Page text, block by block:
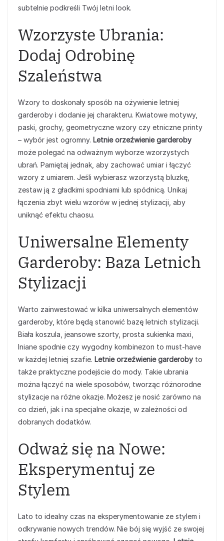
subtelnie podkreśli Twój letni look.
Wzorzyste Ubrania:
Dodaj Odrobinę
Szaleństwa
Wzory to doskonały sposób na ożywienie letniej
garderoby i dodanie jej charakteru. Kwiatowe motywy,
paski, grochy, geometryczne wzory czy etniczne printy
– wybór jest ogromny. Letnie orzeźwienie garderoby
może polegać na odważnym wyborze wzorzystych
ubrań. Pamiętaj jednak, aby zachować umiar i łączyć
wzory z umiarem. Jeśli wybierasz wzorzystą bluzkę,
zestaw ją z gładkimi spodniami lub spódnicą. Unikaj
łączenia zbyt wielu wzorów w jednej stylizacji, aby
uniknąć efektu chaosu.
Uniwersalne Elementy
Garderoby: Baza Letnich
Stylizacji
Warto zainwestować w kilka uniwersalnych elementów
garderoby, które będą stanowić bazę letnich stylizacji.
Biała koszula, jeansowe szorty, prosta sukienka maxi,
lniane spodnie czy wygodny kombinezon to must-have
w każdej letniej szafie. Letnie orzeźwienie garderoby to
także praktyczne podejście do mody. Takie ubrania
można łączyć na wiele sposobów, tworząc różnorodne
stylizacje na różne okazje. Możesz je nosić zarówno na
co dzień, jak i na specjalne okazje, w zależności od
dobranych dodatków.
Odważ się na Nowe:
Eksperymentuj ze
Stylem
Lato to idealny czas na eksperymentowanie ze stylem i
odkrywanie nowych trendów. Nie bój się wyjść ze swojej